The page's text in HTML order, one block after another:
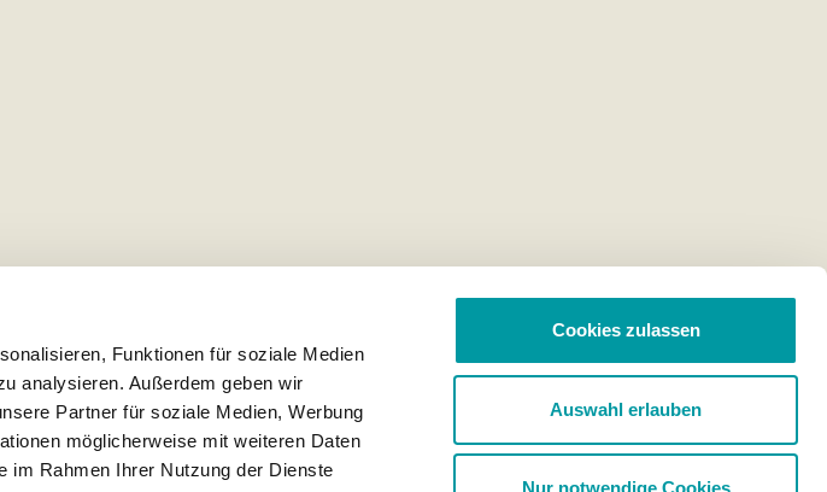
Funktionen für soziale Medien
analysieren. Außerdem geben wir
Partner für soziale Medien, Werbung
möglicherweise mit weiteren Daten
im Rahmen Ihrer Nutzung der Dienste
Cookies zulassen
Auswahl erlauben
Nur notwendige Cookies